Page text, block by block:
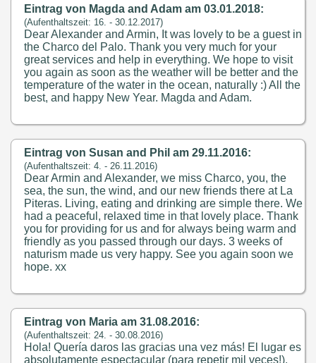
Eintrag von Magda and Adam am 03.01.2018:
(Aufenthaltszeit: 16. - 30.12.2017)
Dear Alexander and Armin, It was lovely to be a guest in
the Charco del Palo. Thank you very much for your
great services and help in everything. We hope to visit
you again as soon as the weather will be better and the
temperature of the water in the ocean, naturally :) All the
best, and happy New Year. Magda and Adam.
Eintrag von Susan and Phil am 29.11.2016:
(Aufenthaltszeit: 4. - 26.11.2016)
Dear Armin and Alexander, we miss Charco, you, the
sea, the sun, the wind, and our new friends there at La
Piteras. Living, eating and drinking are simple there. We
had a peaceful, relaxed time in that lovely place. Thank
you for providing for us and for always being warm and
friendly as you passed through our days. 3 weeks of
naturism made us very happy. See you again soon we
hope. xx
Eintrag von Maria am 31.08.2016:
(Aufenthaltszeit: 24. - 30.08.2016)
Hola! Quería daros las gracias una vez más! El lugar es
absolutamente espectacular (para repetir mil veces!).